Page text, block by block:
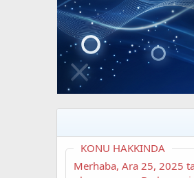
KONU HAKKINDA
Merhaba,Ara 25, 2025